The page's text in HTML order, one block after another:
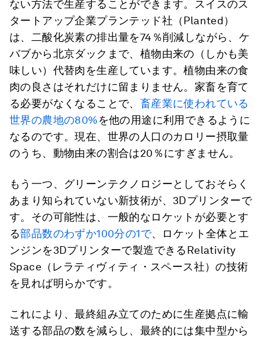
ない方法で生産することができます。スイスのス
タートアップ企業プランテッド社（Planted）
は、二酸化炭素の排出量を74％削減しながら、ケ
バブから北京ダックまで、植物由来の（しかも美
味しい）代替肉を生産しています。植物由来の食
肉の良さはそれだけに留まりません。家畜を育て
る必要がなくなることで、 畜産業に使われている
世界の農地の80%を他の用途に利用できるように
なるのです。現在、世界の人口のカロリー摂取量
のうち、動物由来の割合は20％にすぎません。
もう一つ、グリーンテクノロジーとしておそらく
あまり知られていない新技術が、3Dプリンターで
す。その可能性は、一般的なロケットが必要とす
る部品数のわずか100分の1で、ロケット全体とエ
ンジンを3Dプリンターで製造できるRelativity
Space（レラティヴィティ・スペース社）の技術
を見れば明らかです。
これにより、最終組み立てのために生産拠点に輸
送する部品の数を減らし、最終的には集中型から